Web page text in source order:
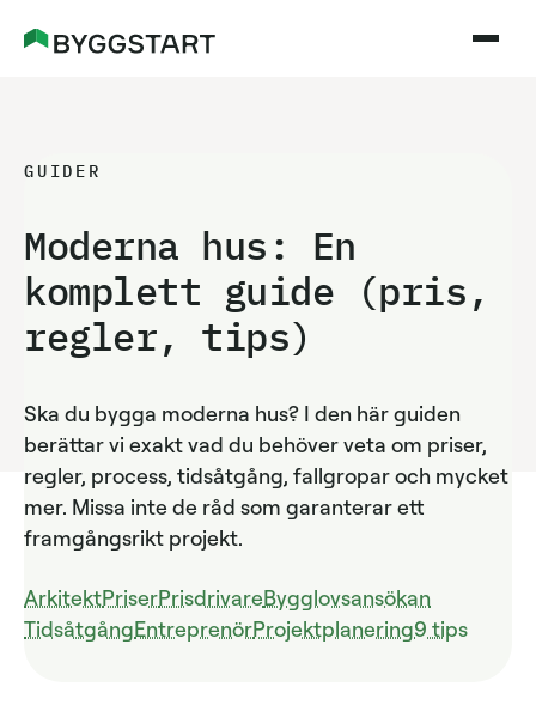
GUIDER
Moderna hus: En
komplett guide (pris,
regler, tips)
Ska du bygga moderna hus? I den här guiden
berättar vi exakt vad du behöver veta om priser,
regler, process, tidsåtgång, fallgropar och mycket
mer. Missa inte de råd som garanterar ett
framgångsrikt projekt.
ArkitektPriserPrisdrivareBygglovsansökan
TidsåtgångEntreprenörProjektplanering9 tips